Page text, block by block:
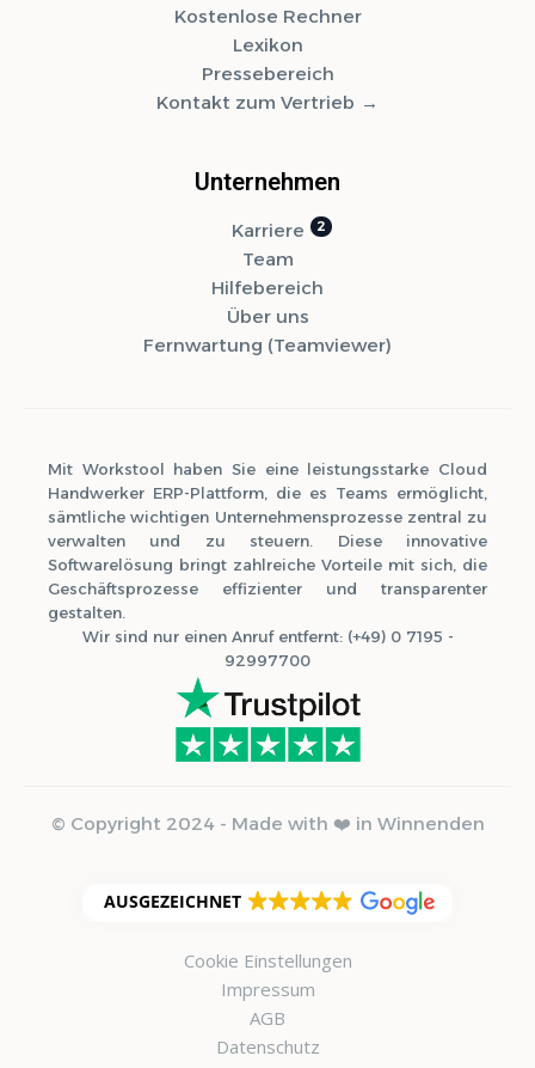
Kostenlose Rechner
Lexikon
Pressebereich
Kontakt zum Vertrieb
Unternehmen
Karriere
Team
Hilfebereich
Über uns
Fernwartung (Teamviewer)
Mit Workstool haben Sie eine leistungsstarke Cloud
Handwerker ERP-Plattform, die es Teams ermöglicht,
sämtliche wichtigen Unternehmensprozesse zentral zu
verwalten und zu steuern. Diese innovative
Softwarelösung bringt zahlreiche Vorteile mit sich, die
Geschäftsprozesse effizienter und transparenter
gestalten.
Wir sind nur einen Anruf entfernt: (+49) 0 7195 -
92997700
© Copyright 2024 - Made with ❤️ in Winnenden
AUSGEZEICHNET
Cookie Einstellungen
Impressum
AGB
Datenschutz